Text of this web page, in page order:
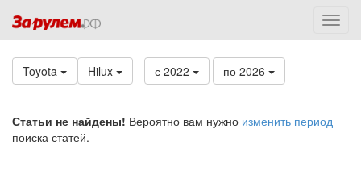
Toyota Hilux с 2022 по 2026
Статьи не найдены! Вероятно вам нужно изменить период
поиска статей.